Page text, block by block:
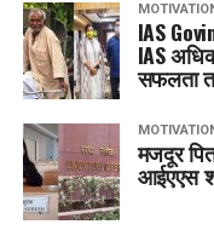
IAS
IAS
सफलता
मजदूर
आईएएस